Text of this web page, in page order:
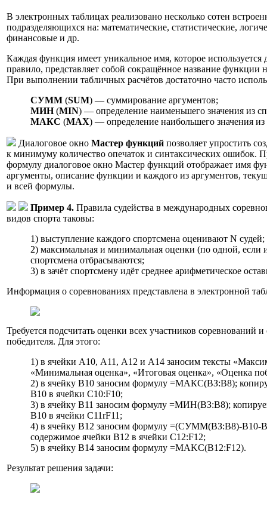
В электронных таблицах реализовано несколько сотен
подразделяющихся на: математические, статистические,
финансовые и др.
Каждая функция имеет уникальное имя, которое используется
правило, представляет собой сокращённое название функции
При выполнении табличных расчётов достаточно часто
СУММ (SUM) — суммирование аргументов;
МИН(MIN) — определение наименьшего значения из
МАКС (МАХ) — определение наибольшего значения из
Диалоговое окно Мастер функций позволяет упростить
к минимуму количество опечаток и синтаксических ошибок.
формулу диалоговое окно Мастер функций отображает имя
аргументы, описание функции и каждого из аргументов,
и всей формулы.
Пример 4. Правила судейства в международных
видов спорта таковы:
1) выступление каждого спортсмена оценивают N судей;
2) максимальная и минимальная оценки (по одной, если
спортсмена отбрасываются;
3) в зачёт спортсмену идёт среднее арифметическое
Информация о соревнованиях представлена в электронной
Требуется подсчитать оценки всех участников соревнований
победителя. Для этого:
1) в ячейки А10, A11, А12 и А14 заносим тексты
«Минимальная оценка», «Итоговая оценка», «Оценка
2) в ячейку В10 заносим формулу =МАКС(ВЗ:В8);
В10 в ячейки C10:F10;
3) в ячейку В11 заносим формулу =МИН(ВЗ:В8);
В10 в ячейки C11rF11;
4) в ячейку В12 заносим формулу =(СУММ(ВЗ:В8)-В10-
содержимое ячейки В12 в ячейки C12:F12;
5) в ячейку В14 заносим формулу =MAKC(B12:F12).
Результат решения задачи: